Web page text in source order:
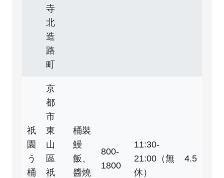
寺
北
造
路
町
祇
園
う
桶
京
都
市
東
山
區
祇
桶裝
鰻
飯、
醬燒
800-
1800
11:30-
21:00（無
休）
4.5